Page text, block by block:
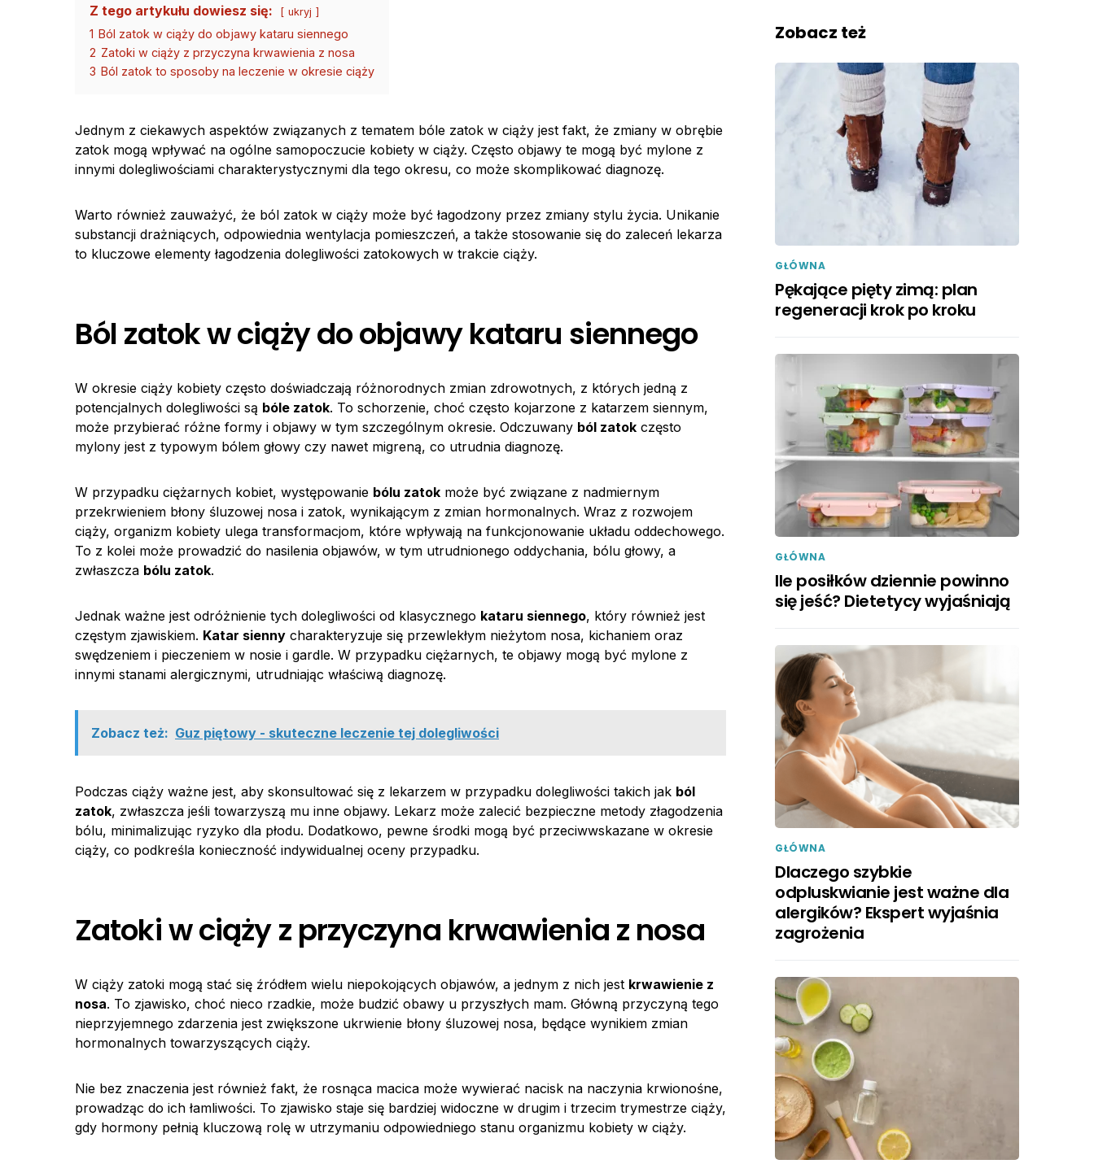
Z tego artykułu dowiesz się: ukryj
1 Ból zatok w ciąży do objawy kataru siennego
2 Zatoki w ciąży z przyczyna krwawienia z nosa
3 Ból zatok to sposoby na leczenie w okresie ciąży
Jednym z ciekawych aspektów związanych z tematem bóle zatok w ciąży jest fakt, że zmiany w obrębie
zatok mogą wpływać na ogólne samopoczucie kobiety w ciąży. Często objawy te mogą być mylone z
innymi dolegliwościami charakterystycznymi dla tego okresu, co może skomplikować diagnozę.
Warto również zauważyć, że ból zatok w ciąży może być łagodzony przez zmiany stylu życia. Unikanie
substancji drażniących, odpowiednia wentylacja pomieszczeń, a także stosowanie się do zaleceń lekarza
to kluczowe elementy łagodzenia dolegliwości zatokowych w trakcie ciąży.
Ból zatok w ciąży do objawy kataru siennego
W okresie ciąży kobiety często doświadczają różnorodnych zmian zdrowotnych, z których jedną z
potencjalnych dolegliwości są bóle zatok. To schorzenie, choć często kojarzone z katarzem siennym,
może przybierać różne formy i objawy w tym szczególnym okresie. Odczuwany ból zatok często
mylony jest z typowym bólem głowy czy nawet migreną, co utrudnia diagnozę.
W przypadku ciężarnych kobiet, występowanie bólu zatok może być związane z nadmiernym
przekrwieniem błony śluzowej nosa i zatok, wynikającym z zmian hormonalnych. Wraz z rozwojem
ciąży, organizm kobiety ulega transformacjom, które wpływają na funkcjonowanie układu oddechowego.
To z kolei może prowadzić do nasilenia objawów, w tym utrudnionego oddychania, bólu głowy, a
zwłaszcza bólu zatok.
Jednak ważne jest odróżnienie tych dolegliwości od klasycznego kataru siennego, który również jest
częstym zjawiskiem. Katar sienny charakteryzuje się przewlekłym nieżytom nosa, kichaniem oraz
swędzeniem i pieczeniem w nosie i gardle. W przypadku ciężarnych, te objawy mogą być mylone z
innymi stanami alergicznymi, utrudniając właściwą diagnozę.
Zobacz też: Guz piętowy - skuteczne leczenie tej dolegliwości
Podczas ciąży ważne jest, aby skonsultować się z lekarzem w przypadku dolegliwości takich jak ból
zatok, zwłaszcza jeśli towarzyszą mu inne objawy. Lekarz może zalecić bezpieczne metody złagodzenia
bólu, minimalizując ryzyko dla płodu. Dodatkowo, pewne środki mogą być przeciwwskazane w okresie
ciąży, co podkreśla konieczność indywidualnej oceny przypadku.
Zatoki w ciąży z przyczyna krwawienia z nosa
W ciąży zatoki mogą stać się źródłem wielu niepokojących objawów, a jednym z nich jest krwawienie z
nosa. To zjawisko, choć nieco rzadkie, może budzić obawy u przyszłych mam. Główną przyczyną tego
nieprzyjemnego zdarzenia jest zwiększone ukrwienie błony śluzowej nosa, będące wynikiem zmian
hormonalnych towarzyszących ciąży.
Nie bez znaczenia jest również fakt, że rosnąca macica może wywierać nacisk na naczynia krwionośne,
prowadząc do ich łamliwości. To zjawisko staje się bardziej widoczne w drugim i trzecim trymestrze ciąży,
gdy hormony pełnią kluczową rolę w utrzymaniu odpowiedniego stanu organizmu kobiety w ciąży.
Zobacz też
GŁÓWNA
Pękające pięty zimą: plan
regeneracji krok po kroku
GŁÓWNA
Ile posiłków dziennie powinno
się jeść? Dietetycy wyjaśniają
GŁÓWNA
Dlaczego szybkie
odpluskwianie jest ważne dla
alergików? Ekspert wyjaśnia
zagrożenia